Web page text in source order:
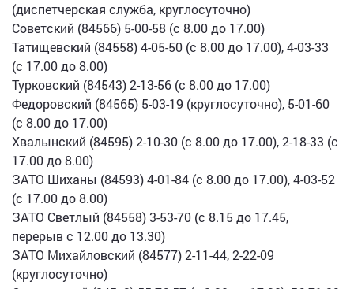
(диспетчерская служба, круглосуточно)
Советский (84566) 5-00-58 (с 8.00 до 17.00)
Татищевский (84558) 4-05-50 (с 8.00 до 17.00), 4-03-33
(с 17.00 до 8.00)
Турковский (84543) 2-13-56 (с 8.00 до 17.00)
Федоровский (84565) 5-03-19 (круглосуточно), 5-01-60
(с 8.00 до 17.00)
Хвалынский (84595) 2-10-30 (с 8.00 до 17.00), 2-18-33 (с
17.00 до 8.00)
ЗАТО Шиханы (84593) 4-01-84 (с 8.00 до 17.00), 4-03-52
(с 17.00 до 8.00)
ЗАТО Светлый (84558) 3-53-70 (с 8.15 до 17.45,
перерыв с 12.00 до 13.30)
ЗАТО Михайловский (84577) 2-11-44, 2-22-09
(круглосуточно)